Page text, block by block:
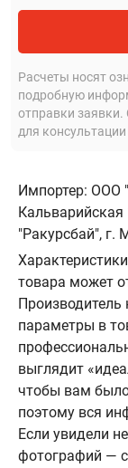
Расчеты носят
подробную
отправки
для консультации
Импортер: ООО
"Ракурсбай", г.
товара может
Производитель
параметры в
выглядит
чтобы вам
поэтому вся
Если увидели
фотографий —